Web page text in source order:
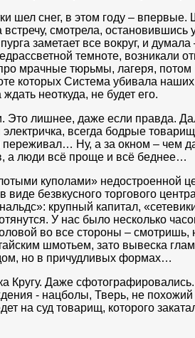
шел снег, в этом году –
смотрела, остановившись
заметает все вокруг, и думала
темноте, возникали
мрачные тюрьмы, лагеря,
которых Система убивала
неоткуда, не будет его.
Это лишнее, даже если правда.
электричка, всегда бодрые
переживал… Ну, а за окном – чем
а люди всё проще и всё беднее…
куполами» недостроенной
виде безвкусного торгового
крупный капитал,
У нас было несколько
во все стороны –
шмотьем, зато вывеска
но в причудливых формах…
Кругу. Даже
- нацболы, Тверь, не
на суд товарищ, которого